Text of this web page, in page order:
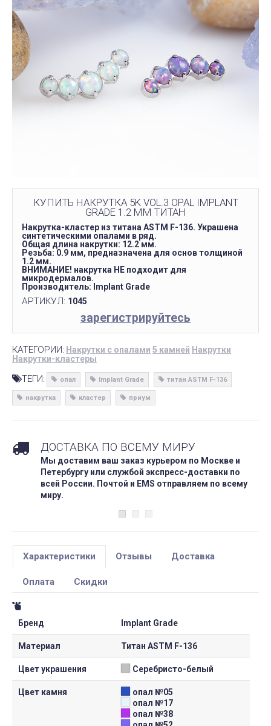
КУПИТЬ НАКРУТКА 5K VOL.3 OPAL IMPLANT
GRADE 1.2 ММ ТИТАН
Накрутка-кластер из титана ASTM F-136. Украшена
синтетическими опалами в ряд.
Общая длина накрутки: 12.2 мм.
Резьба: 0.9 мм, предназначена для основ толщиной
1.2 мм.
ВНИМАНИЕ! накрутка НЕ подходит для
микродермалов.
Производитель: Implant Grade
АРТИКУЛ: 1045
зарегистрируйтесь
КАТЕГОРИИ: Накрутки с опалами 5 камней Накрутки
Накрутки-кластеры
ТЕГИ: опал Implant Grade титан ASTM F-136
накрутка кластер приум
ДОСТАВКА ПО ВСЕМУ МИРУ
Мы доставим ваш заказ курьером по Москве и
Петербургу или службой экспресс-доставки по
всей России. Почтой и EMS отправляем по всему
миру.
Характеристики Отзывы Доставка
Оплата Скидки
Бренд Implant Grade
Материал Титан ASTM F-136
Цвет украшения Серебристо-белый
Цвет камня
опал №05
опал №17
опал №38